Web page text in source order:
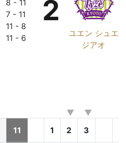
8 - 11
7 - 11
11 - 8
11 - 6
ユエン シュエ
ジアオ
2
11 1 2 3